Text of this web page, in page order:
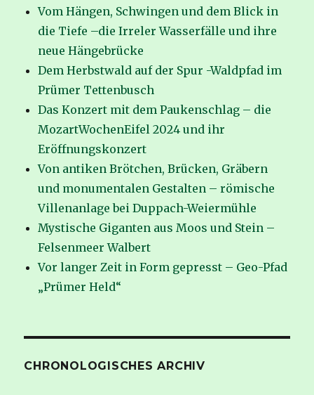
Vom Hängen, Schwingen und dem Blick in
die Tiefe –die Irreler Wasserfälle und ihre
neue Hängebrücke
Dem Herbstwald auf der Spur -Waldpfad im
Prümer Tettenbusch
Das Konzert mit dem Paukenschlag – die
MozartWochenEifel 2024 und ihr
Eröffnungskonzert
Von antiken Brötchen, Brücken, Gräbern
und monumentalen Gestalten – römische
Villenanlage bei Duppach-Weiermühle
Mystische Giganten aus Moos und Stein –
Felsenmeer Walbert
Vor langer Zeit in Form gepresst – Geo-Pfad
„Prümer Held“
CHRONOLOGISCHES ARCHIV